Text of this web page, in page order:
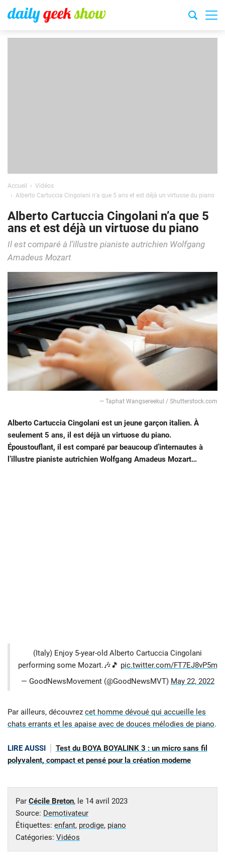
Accueil
Vidéos
Alberto Cartuccia Cingolani n’a que 5 ans et est déjà un virtuose du piano
Alberto Cartuccia Cingolani n’a que 5
ans et est déjà un virtuose du piano
Il est comparé à l’illustre pianiste autrichien Wolfgang
Amadeus Mozart
— Taphat Wangsereekul / Shutterstock.com
Alberto Cartuccia Cingolani est un jeune garçon italien. À
seulement 5 ans, il est déjà un virtuose du piano.
Époustouflant, il est comparé par beaucoup d’internautes à
l’illustre pianiste autrichien Wolfgang Amadeus Mozart…
(Italy) Enjoy 5-year-old Alberto Cartuccia Cingolani
performing some Mozart.🎶🎵 pic.twitter.com/FT7EJ8vP5m
— GoodNewsMovement (@GoodNewsMVT) May 22, 2022
Par ailleurs, découvrez cet homme dévoué qui accueille les
chats errants et les apaise avec de douces mélodies de piano.
LIRE AUSSI
Test du BOYA BOYALINK 3 : un micro sans fil
polyvalent, compact et pensé pour la création moderne
Par Cécile Breton, le 14 avril 2023
Source: Demotivateur
Étiquettes: enfant, prodige, piano
Catégories: Vidéos